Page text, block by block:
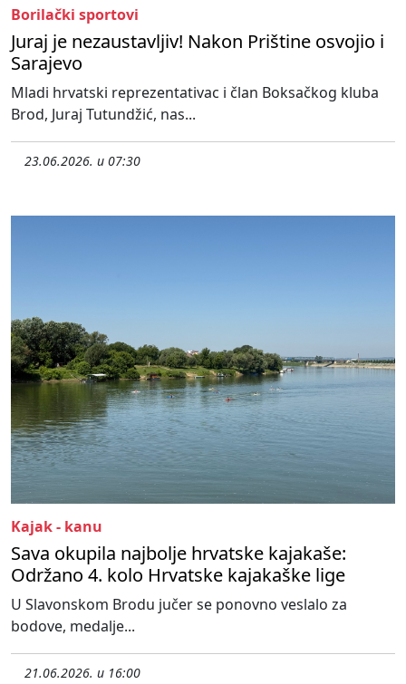
Borilački sportovi
Juraj je nezaustavljiv! Nakon Prištine osvojio i
Sarajevo
Mladi hrvatski reprezentativac i član Boksačkog kluba
Brod, Juraj Tutundžić, nas...
23.06.2026. u 07:30
Kajak - kanu
Sava okupila najbolje hrvatske kajakaše:
Održano 4. kolo Hrvatske kajakaške lige
U Slavonskom Brodu jučer se ponovno veslalo za
bodove, medalje...
21.06.2026. u 16:00